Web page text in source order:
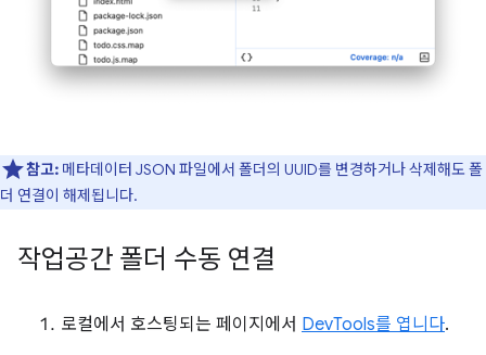
참고: 메타데이터 JSON 파일에서 폴더의 UUID를 변경하거나 삭제해도 폴
더 연결이 해제됩니다.
작업공간 폴더 수동 연결
로컬에서 호스팅되는 페이지에서 DevTools를 엽니다.